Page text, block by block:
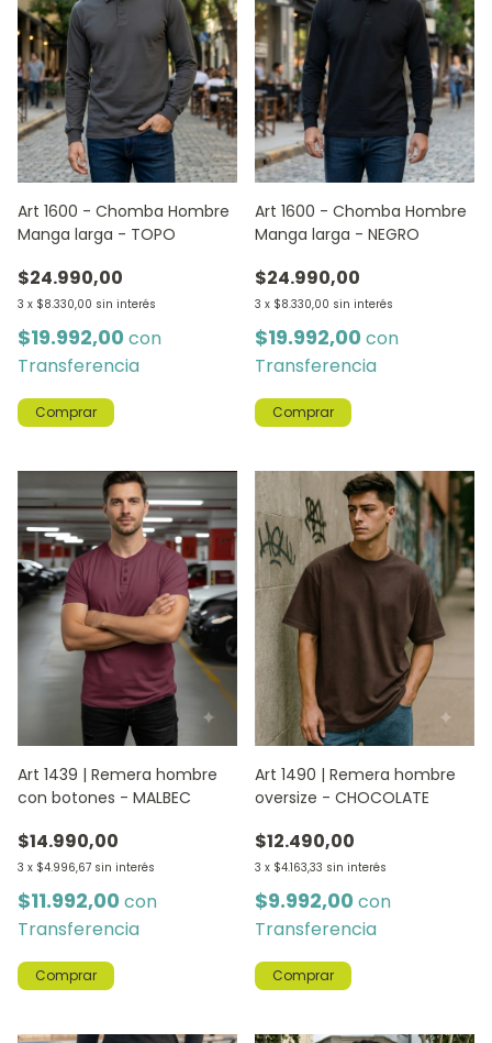
Art 1600 - Chomba Hombre
Manga larga - TOPO
$24.990,00
3 x $8.330,00 sin interés
$19.992,00 con
Transferencia
Comprar
Art 1600 - Chomba Hombre
Manga larga - NEGRO
$24.990,00
3 x $8.330,00 sin interés
$19.992,00 con
Transferencia
Comprar
Art 1439 | Remera hombre
con botones - MALBEC
$14.990,00
3 x $4.996,67 sin interés
$11.992,00 con
Transferencia
Comprar
Art 1490 | Remera hombre
oversize - CHOCOLATE
$12.490,00
3 x $4.163,33 sin interés
$9.992,00 con
Transferencia
Comprar